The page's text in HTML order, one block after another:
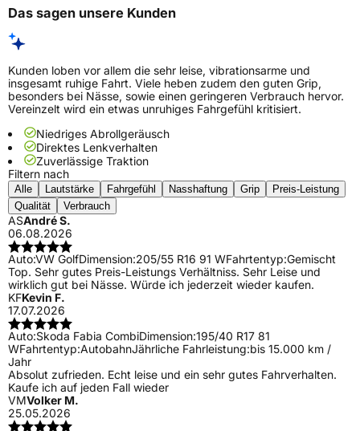
Das sagen unsere Kunden
Kunden loben vor allem die sehr leise, vibrationsarme und
insgesamt ruhige Fahrt. Viele heben zudem den guten Grip,
besonders bei Nässe, sowie einen geringeren Verbrauch hervor.
Vereinzelt wird ein etwas unruhiges Fahrgefühl kritisiert.
Niedriges Abrollgeräusch
Direktes Lenkverhalten
Zuverlässige Traktion
Filtern nach
Alle Lautstärke Fahrgefühl Nasshaftung Grip
Preis-Leistung
Qualität
Verbrauch
ASAndré S.
06.08.2026
Auto:VW GolfDimension:205/55 R16 91 WFahrtentyp:Gemischt
Top. Sehr gutes Preis-Leistungs Verhältniss. Sehr Leise und
wirklich gut bei Nässe. Würde ich jederzeit wieder kaufen.
KFKevin F.
17.07.2026
Auto:Skoda Fabia CombiDimension:195/40 R17 81
WFahrtentyp:AutobahnJährliche Fahrleistung:bis 15.000 km /
Jahr
Absolut zufrieden. Echt leise und ein sehr gutes Fahrverhalten.
Kaufe ich auf jeden Fall wieder
VMVolker M.
25.05.2026